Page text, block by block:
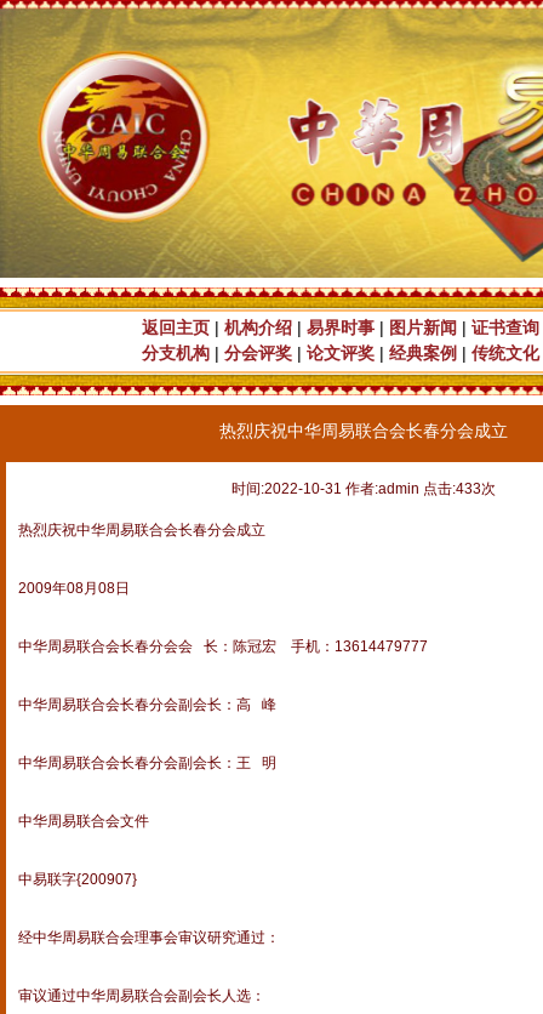
返回主页 | 机构介绍 | 易界时事 | 图片新闻 | 证书查询
分支机构 | 分会评奖 | 论文评奖 | 经典案例 | 传统文化
热烈庆祝中华周易联合会长春分会成立
时间:2022-10-31 作者:admin 点击:433次
热烈庆祝中华周易联合会长春分会成立
2009年08月08日
中华周易联合会长春分会会 长：陈冠宏 手机：13614479777
中华周易联合会长春分会副会长：高 峰
中华周易联合会长春分会副会长：王 明
中华周易联合会文件
中易联字{200907}
经中华周易联合会理事会审议研究通过：
审议通过中华周易联合会副会长人选：